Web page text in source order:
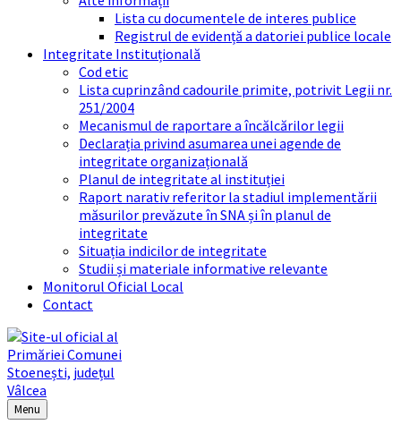
Lista cu documentele de interes publice
Registrul de evidență a datoriei publice locale
Integritate Instituțională
Cod etic
Lista cuprinzând cadourile primite, potrivit Legii nr.
251/2004
Mecanismul de raportare a încălcărilor legii
Declarația privind asumarea unei agende de
integritate organizațională
Planul de integritate al instituției
Raport narativ referitor la stadiul implementării
măsurilor prevăzute în SNA și în planul de
integritate
Situația indicilor de integritate
Studii și materiale informative relevante
Monitorul Oficial Local
Contact
Menu